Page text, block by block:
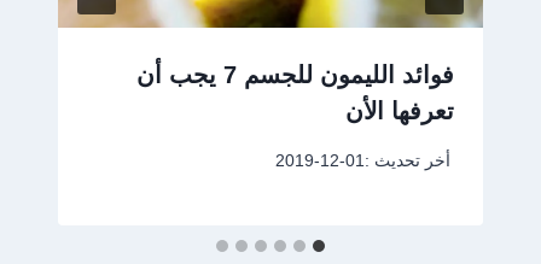
فوائد الليمون للجسم 7 يجب أن
تعرفها الأن
أخر تحديث : 2019-12-01